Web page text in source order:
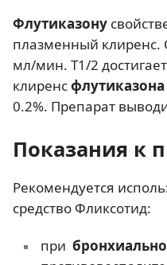
Флутиказону
плазменный клиренс.
мл/мин. T1/2
клиренсфлутиказона
0.2%. Препарат
Показания к
Рекомендуется
средство Фликсотид:
при